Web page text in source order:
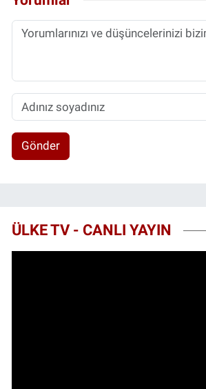
Gönder
ÜLKE TV - CANLI YAYIN